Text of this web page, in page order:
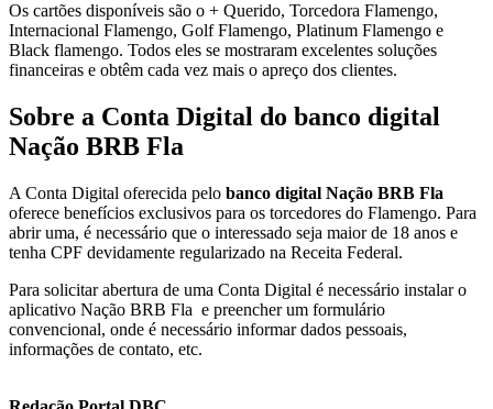
Os cartões disponíveis são o + Querido, Torcedora Flamengo,
Internacional Flamengo, Golf Flamengo, Platinum Flamengo e
Black flamengo. Todos eles se mostraram excelentes soluções
financeiras e obtêm cada vez mais o apreço dos clientes.
Sobre a Conta Digital do banco digital
Nação BRB Fla
A Conta Digital oferecida pelo banco digital Nação BRB Fla
oferece benefícios exclusivos para os torcedores do Flamengo. Para
abrir uma, é necessário que o interessado seja maior de 18 anos e
tenha CPF devidamente regularizado na Receita Federal.
Para solicitar abertura de uma Conta Digital é necessário instalar o
aplicativo Nação BRB Fla e preencher um formulário
convencional, onde é necessário informar dados pessoais,
informações de contato, etc.